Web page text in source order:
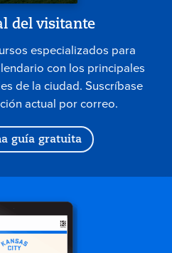
del visitante
especializados para
con los principales
de la ciudad. Suscríbase
actual por correo.
guía gratuita